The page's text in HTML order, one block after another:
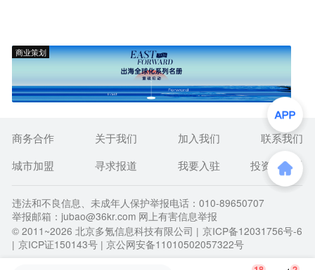
商业策划
商务合作 关于我们 加入我们
联系我们
城市加盟
寻求报道 我要入驻 投资者关系
违法和不良信息、未成年人保护举报电话：010-89650707
举报邮箱：jubao@36kr.com 网上有害信息举报
© 2011~2026 北京多氪信息科技有限公司 | 京ICP备12031756号-6
| 京ICP证150143号 | 京公网安备11010502057322号